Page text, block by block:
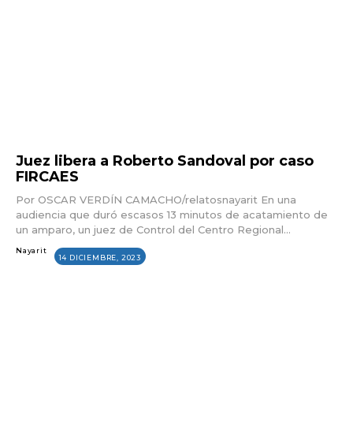
Juez libera a Roberto Sandoval por caso
FIRCAES
Por OSCAR VERDÍN CAMACHO/relatosnayarit En una
audiencia que duró escasos 13 minutos de acatamiento de
un amparo, un juez de Control del Centro Regional...
Nayarit
14 DICIEMBRE, 2023